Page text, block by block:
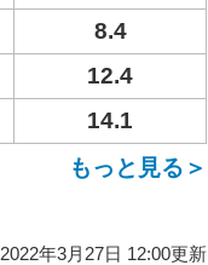
8.4
12.4
14.1
もっと見る＞
2022年3月27日 12:00更新